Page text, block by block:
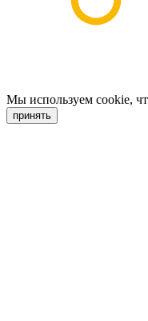
Мы используем cookie,
принять